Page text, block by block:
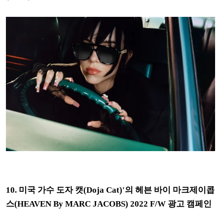
10. 미국 가수 도자 캣(Doja Cat)'의 헤븐 바이 마크제이콥
스(HEAVEN By MARC JACOBS) 2022 F/W 광고 캠페인